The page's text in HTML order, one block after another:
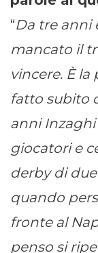
“Da tre anni
mancato il
vincere. È
fatto subito
anni
giocatori e
derby di
quando
fronte al
penso si